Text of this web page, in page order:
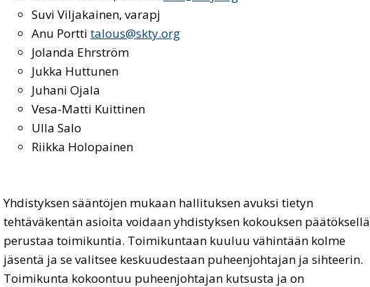
Suvi Viljakainen, varapj
Anu Portti talous@skty.org
Jolanda Ehrström
Jukka Huttunen
Juhani Ojala
Vesa-Matti Kuittinen
Ulla Salo
Riikka Holopainen
Yhdistyksen sääntöjen mukaan hallituksen avuksi tietyn
tehtäväkentän asioita voidaan yhdistyksen kokouksen päätöksellä
perustaa toimikuntia. Toimikuntaan kuuluu vähintään kolme
jäsentä ja se valitsee keskuudestaan puheenjohtajan ja sihteerin.
Toimikunta kokoontuu puheenjohtajan kutsusta ja on